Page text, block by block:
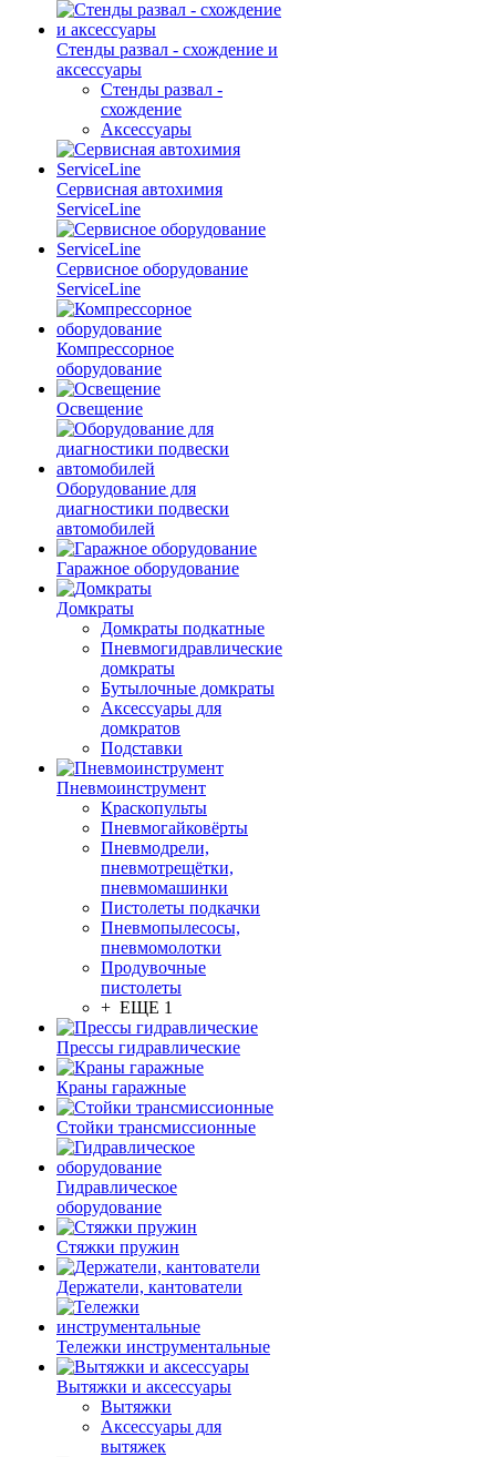
Стенды развал - схождение и
аксессуары
Стенды развал -
схождение
Аксессуары
Сервисная автохимия
ServiceLine
Сервисное оборудование
ServiceLine
Компрессорное
оборудование
Освещение
Оборудование для
диагностики подвески
автомобилей
Гаражное оборудование
Домкраты
Домкраты подкатные
Пневмогидравлические
домкраты
Бутылочные домкраты
Аксессуары для
домкратов
Подставки
Пневмоинструмент
Краскопульты
Пневмогайковёрты
Пневмодрели,
пневмотрещётки,
пневмомашинки
Пистолеты подкачки
Пневмопылесосы,
пневмомолотки
Продувочные
пистолеты
+ ЕЩЕ 1
Прессы гидравлические
Краны гаражные
Стойки трансмиссионные
Гидравлическое
оборудование
Стяжки пружин
Держатели, кантователи
Тележки инструментальные
Вытяжки и аксессуары
Вытяжки
Аксессуары для
вытяжек